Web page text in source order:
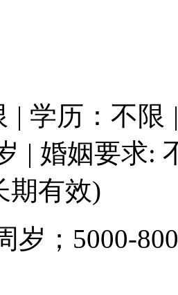
| 学历：不限
| 婚姻要求:
期有效)
岁；5000-